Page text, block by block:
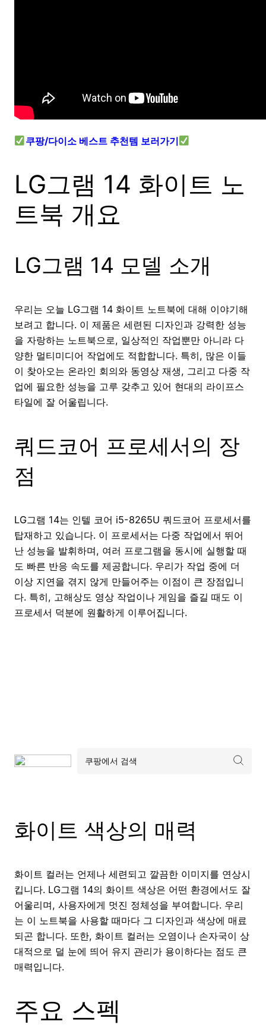
쿠팡/다이소 베스트 추천템 보러가기
LG그램 14 화이트 노
트북 개요
LG그램 14 모델 소개
우리는 오늘 LG그램 14 화이트 노트북에 대해 이야기해
보려고 합니다. 이 제품은 세련된 디자인과 강력한 성능
을 자랑하는 노트북으로, 일상적인 작업뿐만 아니라 다
양한 멀티미디어 작업에도 적합합니다. 특히, 많은 이들
이 찾아오는 온라인 회의와 동영상 재생, 그리고 다중 작
업에 필요한 성능을 고루 갖추고 있어 현대의 라이프스
타일에 잘 어울립니다.
쿼드코어 프로세서의 장
점
LG그램 14는 인텔 코어 i5-8265U 쿼드코어 프로세서를
탑재하고 있습니다. 이 프로세서는 다중 작업에서 뛰어
난 성능을 발휘하며, 여러 프로그램을 동시에 실행할 때
도 빠른 반응 속도를 제공합니다. 우리가 작업 중에 더
이상 지연을 겪지 않게 만들어주는 이점이 큰 장점입니
다. 특히, 고해상도 영상 작업이나 게임을 즐길 때도 이
프로세서 덕분에 원활하게 이루어집니다.
화이트 색상의 매력
화이트 컬러는 언제나 세련되고 깔끔한 이미지를 연상시
킵니다. LG그램 14의 화이트 색상은 어떤 환경에서도 잘
어울리며, 사용자에게 멋진 정체성을 부여합니다. 우리
는 이 노트북을 사용할 때마다 그 디자인과 색상에 매료
되곤 합니다. 또한, 화이트 컬러는 오염이나 손자국이 상
대적으로 덜 눈에 띄어 유지 관리가 용이하다는 점도 큰
매력입니다.
주요 스펙